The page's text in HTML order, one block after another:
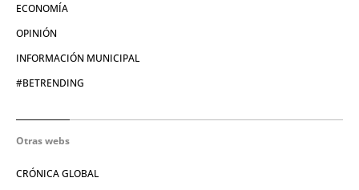
ECONOMÍA
OPINIÓN
INFORMACIÓN MUNICIPAL
#BETRENDING
Otras webs
CRÓNICA GLOBAL